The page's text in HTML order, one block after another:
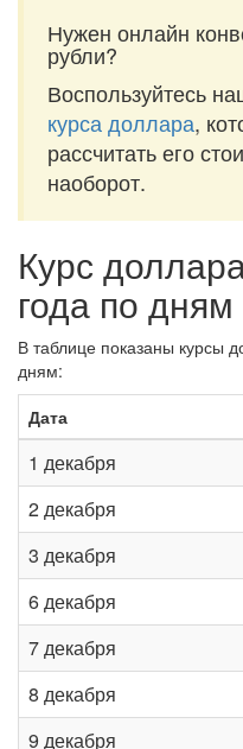
Нужен онлайн
рубли?
Воспользуйтесь
курса доллара,
рассчитать его
наоборот.
Курс
года по дням
В таблице показаны курсы
дням:
Дата
1 декабря
2 декабря
3 декабря
6 декабря
7 декабря
8 декабря
9 декабря